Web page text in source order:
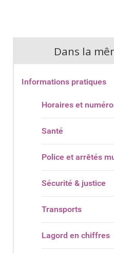
Dans la
Informations pratiques
Horaires et
Santé
Police et arrêtés
Sécurité & justice
Transports
Lagord en chiffres